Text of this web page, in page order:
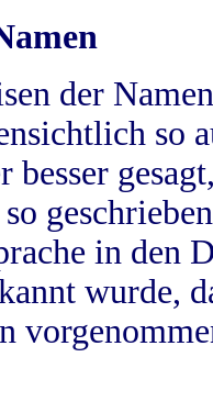
der
so
besser
in
wurde,